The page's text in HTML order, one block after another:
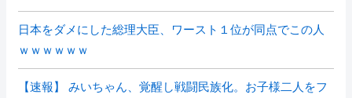
日本をダメにした総理大臣、ワースト１位が同点でこの人
ｗｗｗｗｗｗ
【速報】 みいちゃん、覚醒し戦闘民族化。お子様二人をフ